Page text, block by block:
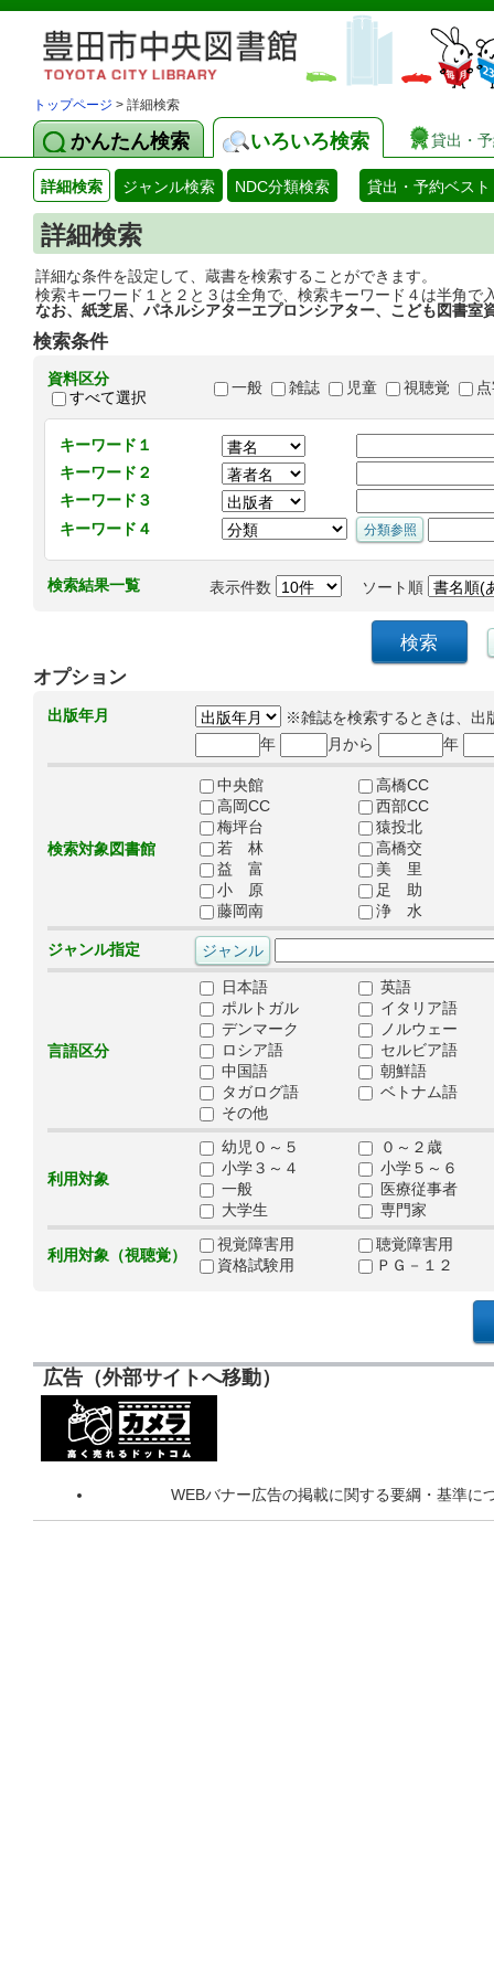
トップページ > 詳細検索
かんたん検索 いろいろ検索 貸出・
詳細検索 ジャンル検索 NDC分類検索 貸出・予約ベスト
詳細検索
詳細な条件を設定して、蔵書を検索することができます。
検索キーワード１と２と３は全角で、検索キーワード４は半角で
なお、紙芝居、パネルシアターエプロンシアター、こども図書室
検索条件
資料区分
すべて選択
一般 雑誌 児童 視聴覚
キーワード１
キーワード２
キーワード３
キーワード４
検索結果一覧 表示件数 ソート順
オプション
出版年月
※雑誌を検索するときは、出
年
月から 年
検索対象図書館
中央館
高橋CC
高岡CC
西部CC
梅坪台
猿投北
若 林
高橋交
益 富
美 里
小 原
足 助
藤岡南
浄 水
ジャンル指定
言語区分
日本語
英語
ポルトガル
イタリア語
デンマーク
ノルウェー
ロシア語
セルビア語
中国語
朝鮮語
タガログ語
ベトナム語
その他
利用対象
幼児０～５
０～２歳
小学３～４
小学５～６
一般
医療従事者
大学生
専門家
利用対象（視聴覚）
視覚障害用
聴覚障害用
資格試験用
ＰＧ－１２
広告（外部サイトへ移動）
WEBバナー広告の掲載に関する要綱・基準に